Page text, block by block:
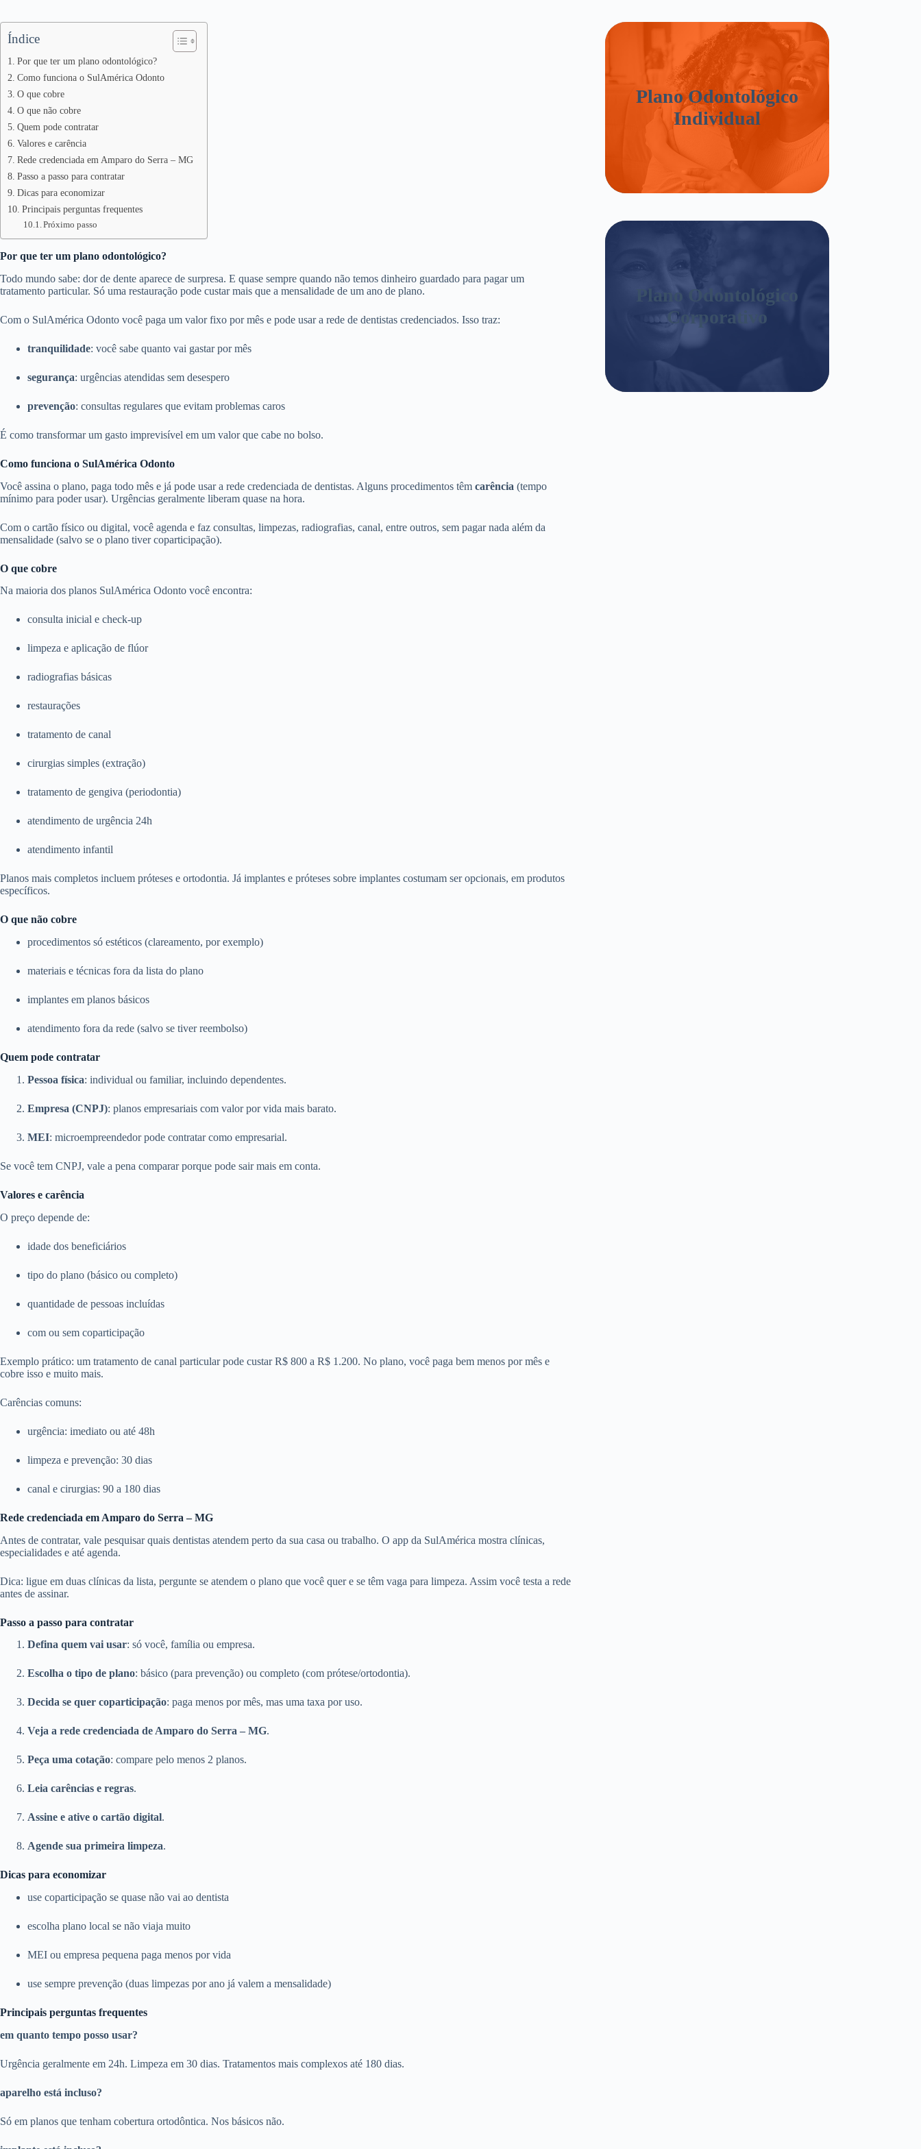
Índice
Por que ter um plano odontológico?
Como funciona o SulAmérica Odonto
O que cobre
O que não cobre
Quem pode contratar
Valores e carência
Rede credenciada em Amparo do Serra – MG
Passo a passo para contratar
Dicas para economizar
Principais perguntas frequentes
Próximo passo
Por que ter um plano odontológico?
Todo mundo sabe: dor de dente aparece de surpresa. E quase sempre quando não temos dinheiro guardado para pagar um
tratamento particular. Só uma restauração pode custar mais que a mensalidade de um ano de plano.
Com o SulAmérica Odonto você paga um valor fixo por mês e pode usar a rede de dentistas credenciados. Isso traz:
tranquilidade: você sabe quanto vai gastar por mês
segurança: urgências atendidas sem desespero
prevenção: consultas regulares que evitam problemas caros
É como transformar um gasto imprevisível em um valor que cabe no bolso.
Como funciona o SulAmérica Odonto
Você assina o plano, paga todo mês e já pode usar a rede credenciada de dentistas. Alguns procedimentos têm carência (tempo
mínimo para poder usar). Urgências geralmente liberam quase na hora.
Com o cartão físico ou digital, você agenda e faz consultas, limpezas, radiografias, canal, entre outros, sem pagar nada além da
mensalidade (salvo se o plano tiver coparticipação).
O que cobre
Na maioria dos planos SulAmérica Odonto você encontra:
consulta inicial e check-up
limpeza e aplicação de flúor
radiografias básicas
restaurações
tratamento de canal
cirurgias simples (extração)
tratamento de gengiva (periodontia)
atendimento de urgência 24h
atendimento infantil
Planos mais completos incluem próteses e ortodontia. Já implantes e próteses sobre implantes costumam ser opcionais, em produtos
específicos.
O que não cobre
procedimentos só estéticos (clareamento, por exemplo)
materiais e técnicas fora da lista do plano
implantes em planos básicos
atendimento fora da rede (salvo se tiver reembolso)
Quem pode contratar
Pessoa física: individual ou familiar, incluindo dependentes.
Empresa (CNPJ): planos empresariais com valor por vida mais barato.
MEI: microempreendedor pode contratar como empresarial.
Se você tem CNPJ, vale a pena comparar porque pode sair mais em conta.
Valores e carência
O preço depende de:
idade dos beneficiários
tipo do plano (básico ou completo)
quantidade de pessoas incluídas
com ou sem coparticipação
Exemplo prático: um tratamento de canal particular pode custar R$ 800 a R$ 1.200. No plano, você paga bem menos por mês e
cobre isso e muito mais.
Carências comuns:
urgência: imediato ou até 48h
limpeza e prevenção: 30 dias
canal e cirurgias: 90 a 180 dias
Rede credenciada em Amparo do Serra – MG
Antes de contratar, vale pesquisar quais dentistas atendem perto da sua casa ou trabalho. O app da SulAmérica mostra clínicas,
especialidades e até agenda.
Dica: ligue em duas clínicas da lista, pergunte se atendem o plano que você quer e se têm vaga para limpeza. Assim você testa a rede
antes de assinar.
Passo a passo para contratar
Defina quem vai usar: só você, família ou empresa.
Escolha o tipo de plano: básico (para prevenção) ou completo (com prótese/ortodontia).
Decida se quer coparticipação: paga menos por mês, mas uma taxa por uso.
Veja a rede credenciada de Amparo do Serra – MG.
Peça uma cotação: compare pelo menos 2 planos.
Leia carências e regras.
Assine e ative o cartão digital.
Agende sua primeira limpeza.
Dicas para economizar
use coparticipação se quase não vai ao dentista
escolha plano local se não viaja muito
MEI ou empresa pequena paga menos por vida
use sempre prevenção (duas limpezas por ano já valem a mensalidade)
Principais perguntas frequentes
em quanto tempo posso usar?
Urgência geralmente em 24h. Limpeza em 30 dias. Tratamentos mais complexos até 180 dias.
aparelho está incluso?
Só em planos que tenham cobertura ortodôntica. Nos básicos não.
Plano Odontológico
Individual
Plano Odontológico
Corporativo